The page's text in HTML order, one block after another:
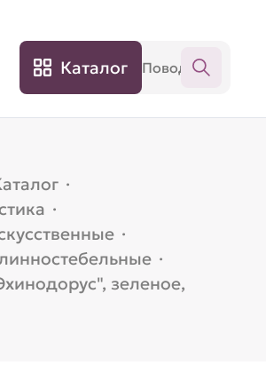
Каталог
·
·
·
·
зеленое,